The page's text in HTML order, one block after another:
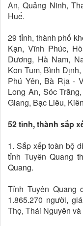
An, Quảng Ninh,
Huế.
29 tỉnh, thành phố
Kạn, Vĩnh Phúc,
Dương, Hà Nam,
Kon Tum, Bình
Phú Yên, Bà Rịa -
Long An, Sóc
Giang, Bạc Liêu,
52 tỉnh, thành sắp
1. Sắp xếp toàn bộ
tỉnh Tuyên Quang
Quang.
Tỉnh Tuyên Quang
1.865.270 người,
Thọ, Thái Nguyên và